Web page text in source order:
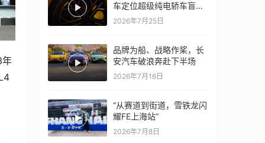
年
车定位超级纯电轿车盲猜
18万以上
2026年7月25日
品牌为船、战略作桨，长
安汽车破浪奔赴下半场
2026年7月16日
“从赛道到街道，雪铁龙闪
耀FE上海站”
2026年7月8日